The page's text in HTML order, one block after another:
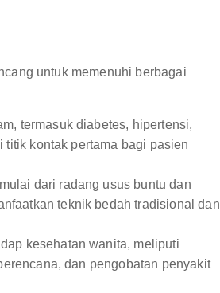
untuk memenuhi berbagai
termasuk diabetes, hipertensi,
kontak pertama bagi pasien
dari radang usus buntu dan
teknik bedah tradisional dan
kesehatan wanita, meliputi
dan pengobatan penyakit